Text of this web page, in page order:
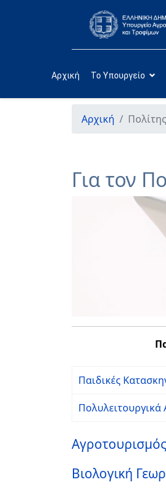
Αρχική Το Υπουργείο
Αρχική Πολίτης
Για τον
Παιδικές
Βιολογική